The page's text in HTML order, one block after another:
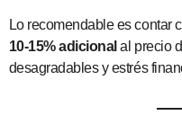
Lo recomendable es contar
10-15% adicional al precio
desagradables y estrés